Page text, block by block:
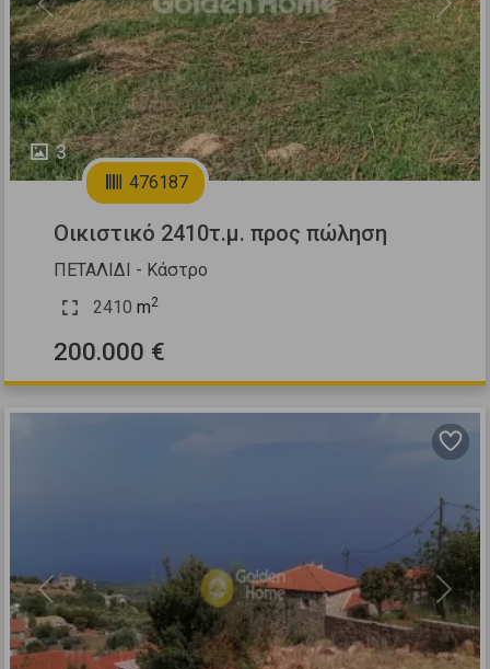
3
Previous Next
476187
Οικιστικό 2410τ.μ. προς πώληση
ΠΕΤΑΛΙΔΙ - Κάστρο
2410 m2
200.000 €
Previous Next